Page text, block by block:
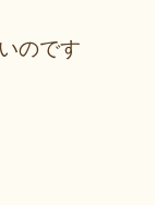
のです